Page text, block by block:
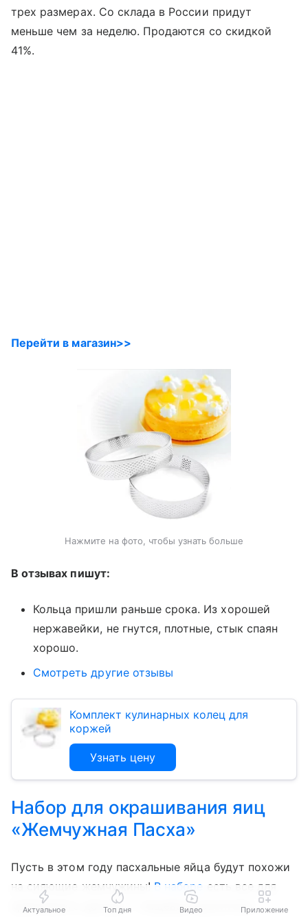
трех размерах. Со склада в России придут
меньше чем за неделю. Продаются со скидкой
41%.
Перейти в магазин>>
Нажмите на фото, чтобы узнать больше
В отзывах пишут:
Кольца пришли раньше срока. Из хорошей
нержавейки, не гнутся, плотные, стык спаян
хорошо.
Смотреть другие отзывы
Комплект кулинарных колец для
коржей
Узнать цену
Набор для окрашивания яиц
«Жемчужная Пасха»
Пусть в этом году пасхальные яйца будут похожи
на сияющие жемчужины! В наборе есть все для
креативного декора — пищевые красители,
Актуальное Топ дня Видео Приложение